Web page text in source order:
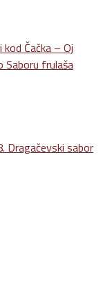
Čačka – Oj
Saboru frulaša
Dragačevski sabor